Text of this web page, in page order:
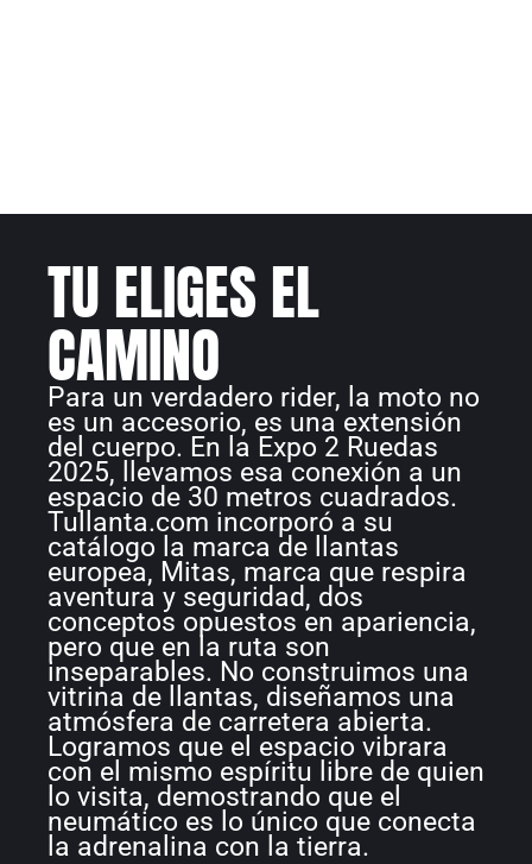
TU ELIGES EL
CAMINO
Para un verdadero rider, la moto no
es un accesorio, es una extensión
del cuerpo. En la Expo 2 Ruedas
2025, llevamos esa conexión a un
espacio de 30 metros cuadrados.
Tullanta.com incorporó a su
catálogo la marca de llantas
europea, Mitas, marca que respira
aventura y seguridad, dos
conceptos opuestos en apariencia,
pero que en la ruta son
inseparables. No construimos una
vitrina de llantas, diseñamos una
atmósfera de carretera abierta.
Logramos que el espacio vibrara
con el mismo espíritu libre de quien
lo visita, demostrando que el
neumático es lo único que conecta
la adrenalina con la tierra.